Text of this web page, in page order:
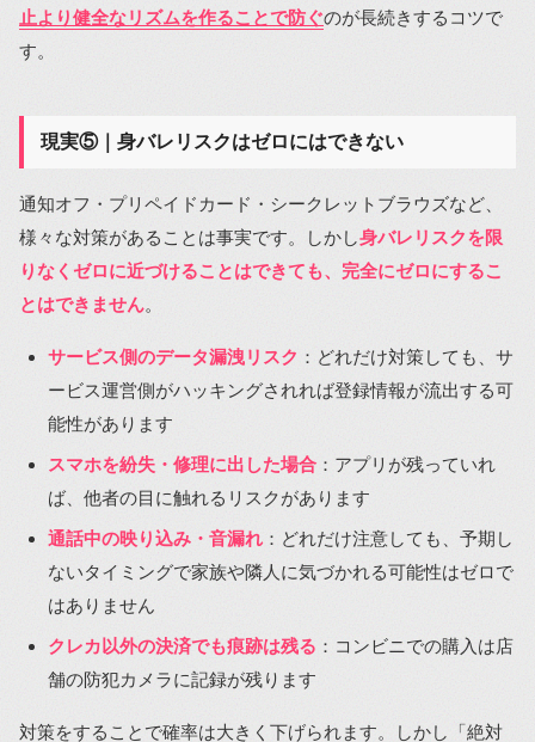
止より健全なリズムを作ることで防ぐのが長続きするコツで
す。
現実⑤｜身バレリスクはゼロにはできない
通知オフ・プリペイドカード・シークレットブラウズなど、
様々な対策があることは事実です。しかし身バレリスクを限
りなくゼロに近づけることはできても、完全にゼロにするこ
とはできません。
サービス側のデータ漏洩リスク ：どれだけ対策しても、サ
ービス運営側がハッキングされれば登録情報が流出する可
能性があります
スマホを紛失・修理に出した場合 ：アプリが残っていれ
ば、他者の目に触れるリスクがあります
通話中の映り込み・音漏れ ：どれだけ注意しても、予期し
ないタイミングで家族や隣人に気づかれる可能性はゼロで
はありません
クレカ以外の決済でも痕跡は残る ：コンビニでの購入は店
舗の防犯カメラに記録が残ります
対策をすることで確率は大きく下げられます。しかし「絶対